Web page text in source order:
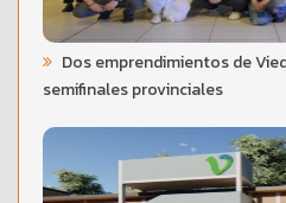
Dos emprendimientos de
semifinales provinciales